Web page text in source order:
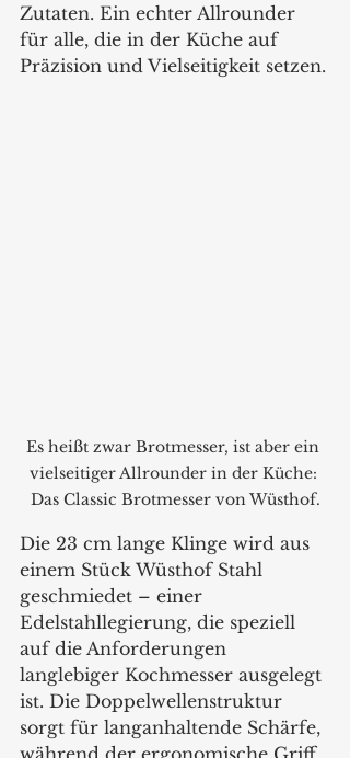
Zutaten. Ein echter Allrounder
für alle, die in der Küche auf
Präzision und Vielseitigkeit setzen.
Es heißt zwar Brotmesser, ist aber ein
vielseitiger Allrounder in der Küche:
Das Classic Brotmesser von Wüsthof.
Die 23 cm lange Klinge wird aus
einem Stück Wüsthof Stahl
geschmiedet – einer
Edelstahllegierung, die speziell
auf die Anforderungen
langlebiger Kochmesser ausgelegt
ist. Die Doppelwellenstruktur
sorgt für langanhaltende Schärfe,
während der ergonomische Griff